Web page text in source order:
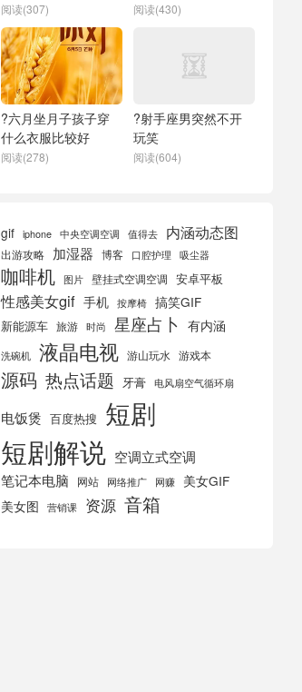
阅读(307) 阅读(430)
?六月坐月子孩子穿
什么衣服比较好
阅读(278)
?射手座男突然不开
玩笑
阅读(604)
gif iphone 中央空调空调 值得去 内涵动态图
出游攻略 加湿器 博客 口腔护理 吸尘器
咖啡机 图片 壁挂式空调空调 安卓平板
性感美女gif 手机 按摩椅 搞笑GIF
新能源车 旅游 时尚 星座占卜 有内涵
洗碗机 液晶电视 游山玩水 游戏本
源码 热点话题 牙膏 电风扇空气循环扇
电饭煲 百度热搜 短剧
短剧解说 空调立式空调
笔记本电脑 网站 网络推广 网赚
美女GIF
美女图
营销课 资源 音箱